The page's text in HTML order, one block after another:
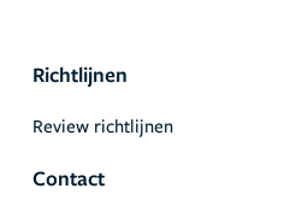
Richtlijnen
Review richtlijnen
Contact